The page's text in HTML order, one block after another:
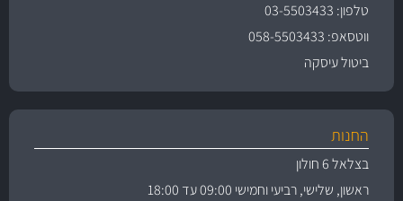
טלפון: 03-5503433
ווטסאפ: 058-5503433
ביטול עיסקה
החנות
בצלאל 6 חולון
ראשון, שלישי, רביעי וחמישי 09:00 עד 18:00